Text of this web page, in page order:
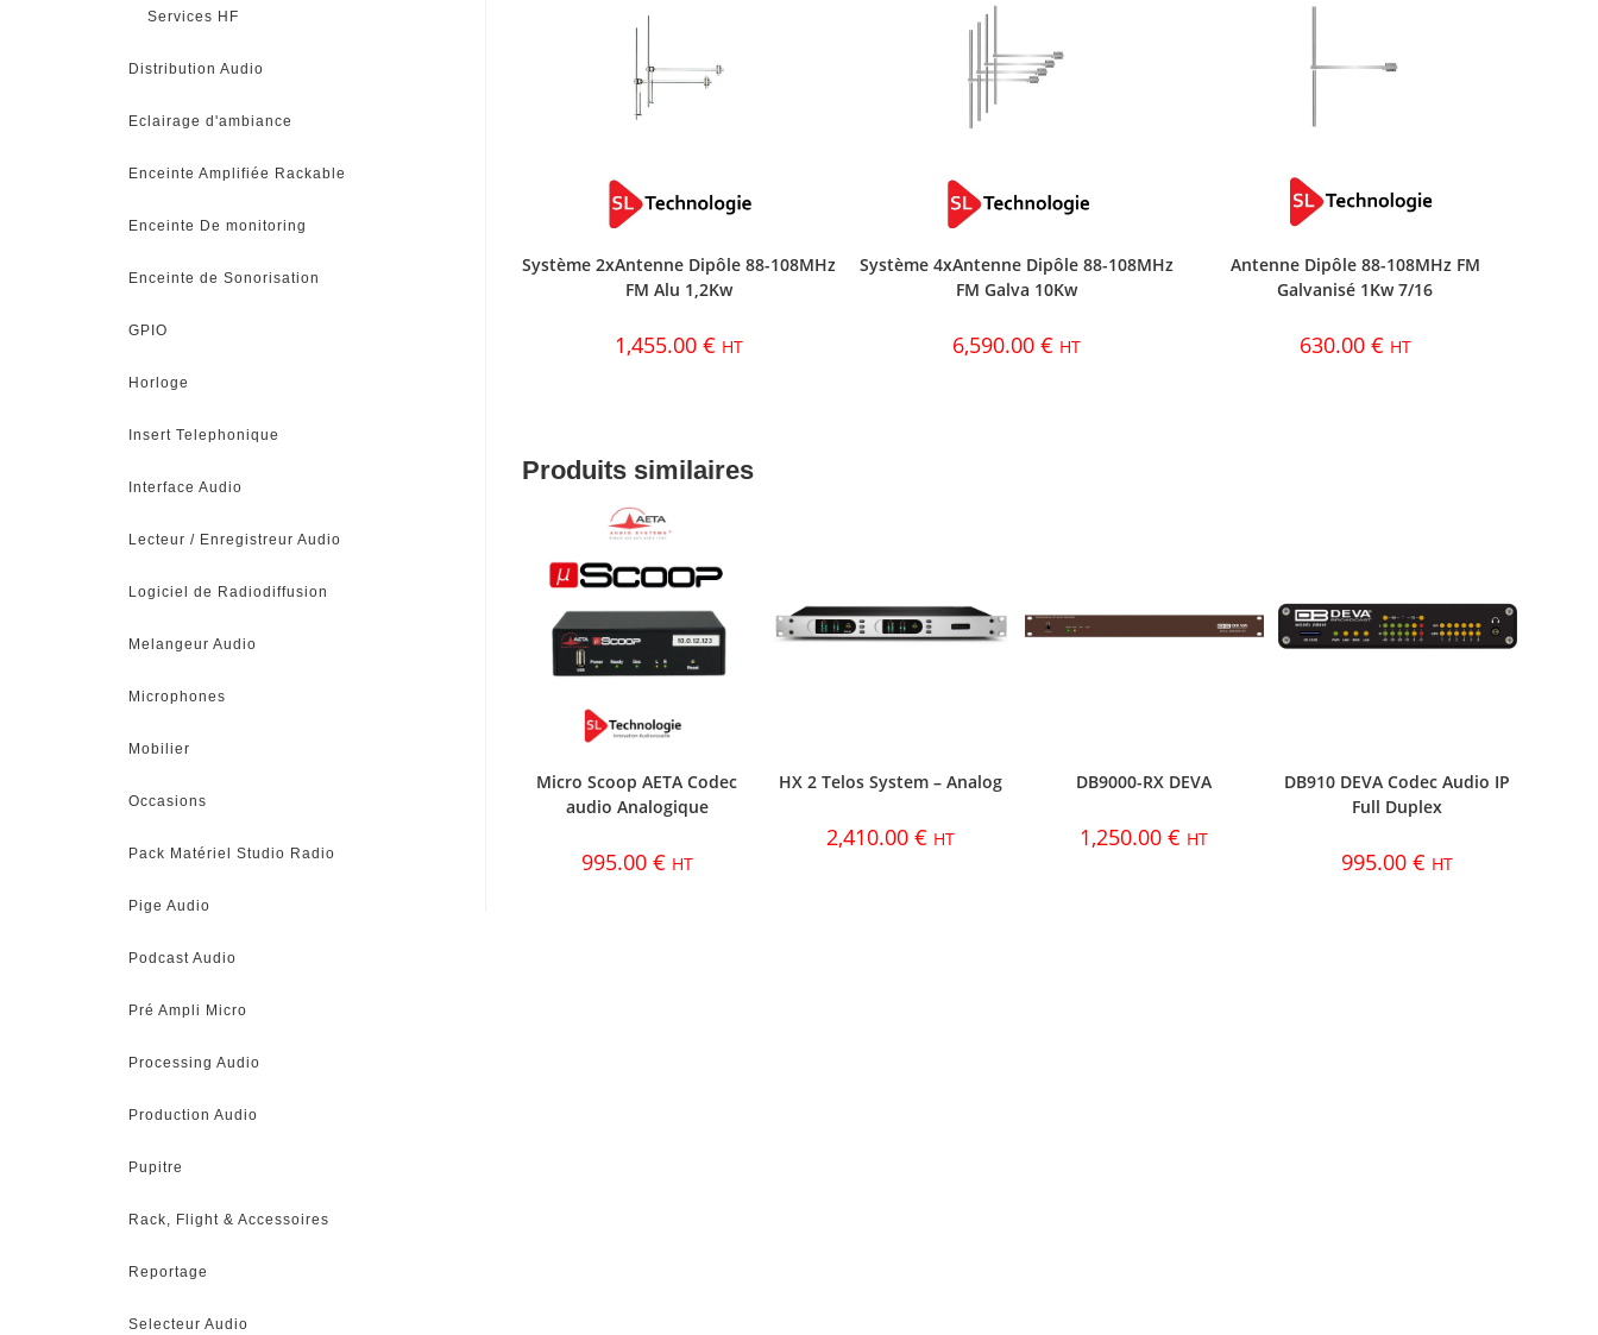
Système 2xAntenne Dipôle 88-108MHz
FM Alu 1,2Kw
1,455.00€ HT
Système 4xAntenne Dipôle 88-108MHz
FM Galva 10Kw
6,590.00€ HT
Antenne Dipôle 88-108MHz FM
Galvanisé 1Kw 7/16
630.00 € HT
Produits similaires
Micro Scoop AETA Codec
audio Analogique
995.00 € HT
HX 2 Telos System – Analog
2,410.00 € HT
DB9000-RX DEVA
1,250.00€ HT
DB910 DEVA Codec Audio IP
Full Duplex
995.00€ HT
Services HF
Distribution Audio
Eclairage d'ambiance
Enceinte Amplifiée Rackable
Enceinte De monitoring
Enceinte de Sonorisation
GPIO
Horloge
Insert Telephonique
Interface Audio
Lecteur / Enregistreur Audio
Logiciel de Radiodiffusion
Melangeur Audio
Microphones
Mobilier
Occasions
Pack Matériel Studio Radio
Pige Audio
Podcast Audio
Pré Ampli Micro
Processing Audio
Production Audio
Pupitre
Rack, Flight & Accessoires
Reportage
Selecteur Audio